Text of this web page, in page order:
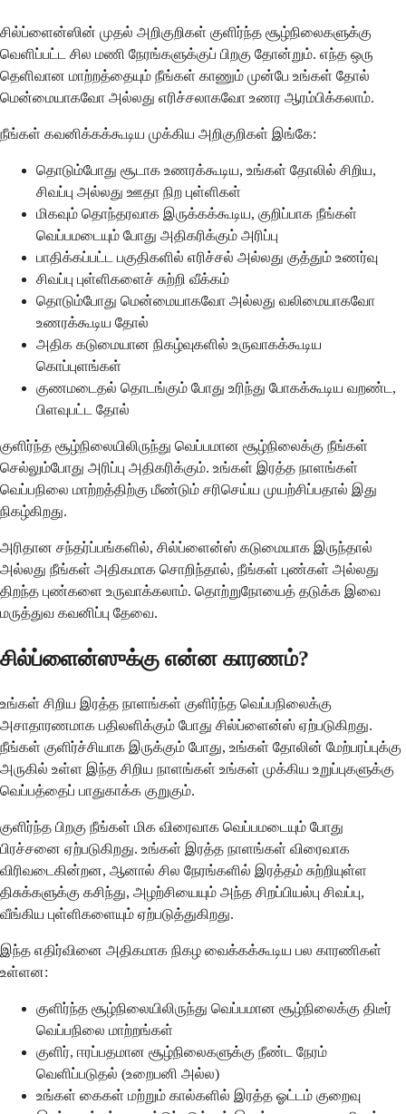
சில்ப்ளைன்ஸின் முதல் அறிகுறிகள் குளிர்ந்த சூழ்நிலைகளுக்கு
வெளிப்பட்ட சில மணி நேரங்களுக்குப் பிறகு தோன்றும். எந்த ஒரு
தெளிவான மாற்றத்தையும் நீங்கள் காணும் முன்பே உங்கள் தோல்
மென்மையாகவோ அல்லது எரிச்சலாகவோ உணர ஆரம்பிக்கலாம்.
நீங்கள் கவனிக்கக்கூடிய முக்கிய அறிகுறிகள் இங்கே:
தொடும்போது சூடாக உணரக்கூடிய, உங்கள் தோலில் சிறிய,
சிவப்பு அல்லது ஊதா நிற புள்ளிகள்
மிகவும் தொந்தரவாக இருக்கக்கூடிய, குறிப்பாக நீங்கள்
வெப்பமடையும் போது அதிகரிக்கும் அரிப்பு
பாதிக்கப்பட்ட பகுதிகளில் எரிச்சல் அல்லது குத்தும் உணர்வு
சிவப்பு புள்ளிகளைச் சுற்றி வீக்கம்
தொடும்போது மென்மையாகவோ அல்லது வலிமையாகவோ
உணரக்கூடிய தோல்
அதிக கடுமையான நிகழ்வுகளில் உருவாகக்கூடிய
கொப்புளங்கள்
குணமடைதல் தொடங்கும் போது உரிந்து போகக்கூடிய வறண்ட,
பிளவுபட்ட தோல்
குளிர்ந்த சூழ்நிலையிலிருந்து வெப்பமான சூழ்நிலைக்கு நீங்கள்
செல்லும்போது அரிப்பு அதிகரிக்கும். உங்கள் இரத்த நாளங்கள்
வெப்பநிலை மாற்றத்திற்கு மீண்டும் சரிசெய்ய முயற்சிப்பதால் இது
நிகழ்கிறது.
அரிதான சந்தர்ப்பங்களில், சில்ப்ளைன்ஸ் கடுமையாக இருந்தால்
அல்லது நீங்கள் அதிகமாக சொறிந்தால், நீங்கள் புண்கள் அல்லது
திறந்த புண்களை உருவாக்கலாம். தொற்றுநோயைத் தடுக்க இவை
மருத்துவ கவனிப்பு தேவை.
சில்ப்ளைன்ஸுக்கு என்ன காரணம்?
உங்கள் சிறிய இரத்த நாளங்கள் குளிர்ந்த வெப்பநிலைக்கு
அசாதாரணமாக பதிலளிக்கும் போது சில்ப்ளைன்ஸ் ஏற்படுகிறது.
நீங்கள் குளிர்ச்சியாக இருக்கும் போது, உங்கள் தோலின் மேற்பரப்புக்கு
அருகில் உள்ள இந்த சிறிய நாளங்கள் உங்கள் முக்கிய உறுப்புகளுக்கு
வெப்பத்தைப் பாதுகாக்க குறுகும்.
குளிர்ந்த பிறகு நீங்கள் மிக விரைவாக வெப்பமடையும் போது
பிரச்சனை ஏற்படுகிறது. உங்கள் இரத்த நாளங்கள் விரைவாக
விரிவடைகின்றன, ஆனால் சில நேரங்களில் இரத்தம் சுற்றியுள்ள
திசுக்களுக்கு கசிந்து, அழற்சியையும் அந்த சிறப்பியல்பு சிவப்பு,
வீங்கிய புள்ளிகளையும் ஏற்படுத்துகிறது.
இந்த எதிர்வினை அதிகமாக நிகழ வைக்கக்கூடிய பல காரணிகள்
உள்ளன:
குளிர்ந்த சூழ்நிலையிலிருந்து வெப்பமான சூழ்நிலைக்கு திடீர்
வெப்பநிலை மாற்றங்கள்
குளிர், ஈரப்பதமான சூழ்நிலைகளுக்கு நீண்ட நேரம்
வெளிப்படுதல் (உறைபனி அல்ல)
உங்கள் கைகள் மற்றும் கால்களில் இரத்த ஓட்டம் குறைவு